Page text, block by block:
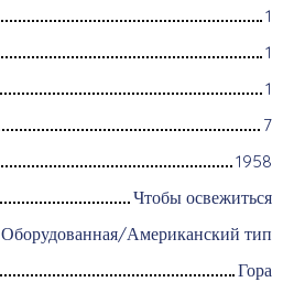
1
1
1
7
1958
Чтобы освежиться
Оборудованная/Американский тип
Гора